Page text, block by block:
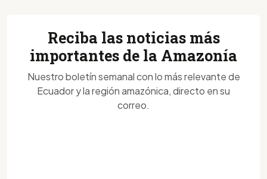
Reciba las noticias más
importantes de la Amazonía
Nuestro boletín semanal con lo más relevante de
Ecuador y la región amazónica, directo en su
correo.